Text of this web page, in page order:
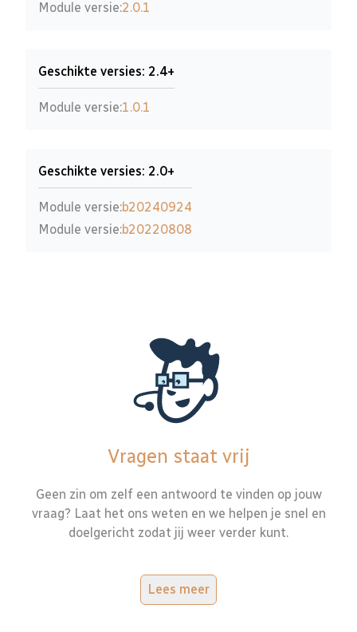
Module versie:2.0.1
Geschikte versies: 2.4+
Module versie:1.0.1
Geschikte versies: 2.0+
Module versie:b20240924
Module versie:b20220808
Vragen staat vrij
Geen zin om zelf een antwoord te vinden op jouw
vraag? Laat het ons weten en we helpen je snel en
doelgericht zodat jij weer verder kunt.
Lees meer